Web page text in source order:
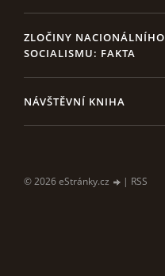
ZLOČINY NACIONÁLNÍHO
SOCIALISMU: FAKTA
NÁVŠTĚVNÍ KNIHA
© 2026 eStránky.cz | RSS